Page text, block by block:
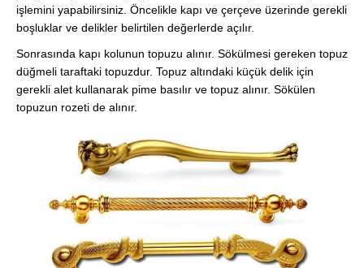
işlemini yapabilirsiniz. Öncelikle kapı ve çerçeve üzerinde gerekli
boşluklar ve delikler belirtilen değerlerde açılır.
Sonrasında kapı kolunun topuzu alınır. Sökülmesi gereken topuz
düğmeli taraftaki topuzdur. Topuz altındaki küçük delik için
gerekli alet kullanarak pime basılır ve topuz alınır. Sökülen
topuzun rozeti de alınır.